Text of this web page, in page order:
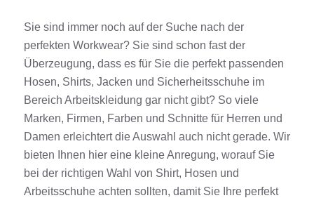
Sie sind immer noch auf der Suche nach der
perfekten Workwear? Sie sind schon fast der
Überzeugung, dass es für Sie die perfekt passenden
Hosen, Shirts, Jacken und Sicherheitsschuheim
Bereich Arbeitskleidung gar nicht gibt? So viele
Marken, Firmen, Farben und Schnitte für Herren und
Damen erleichtert dieAuswahl auch nicht gerade. Wir
bieten Ihnen hier eine kleineAnregung, worauf Sie
bei der richtigen Wahl von Shirt, Hosen und
Arbeitsschuheachten sollten, damit Sie Ihre perfekt